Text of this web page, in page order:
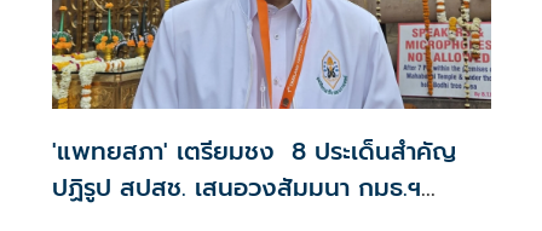
'แพทยสภา' เตรียมชง 8 ประเด็นสำคัญ
ปฏิรูป สปสช. เสนอวงสัมมนา กมธ.ฯ